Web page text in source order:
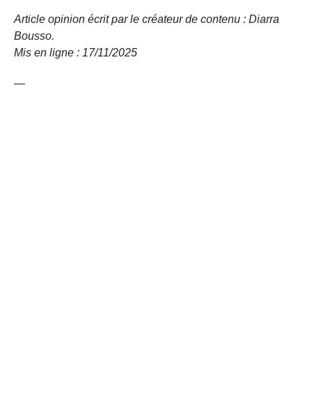
Article opinion écrit par le créateur de contenu : Diarra
Bousso.
Mis en ligne : 17/11/2025
—